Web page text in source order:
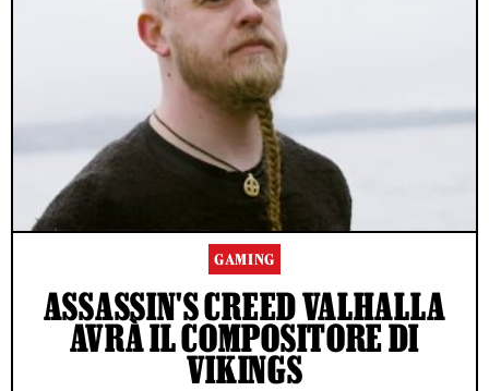
GAMING
ASSASSIN'S CREED VALHALLA
AVRÀ IL COMPOSITORE DI
VIKINGS